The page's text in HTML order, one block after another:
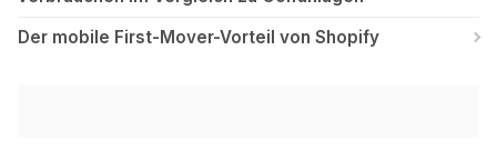
Der mobile First-Mover-Vorteil von Shopify